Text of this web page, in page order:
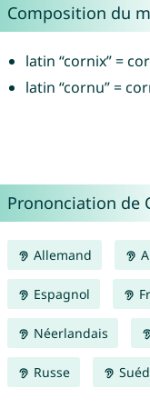
Composition du
latin “cornix” =
latin “cornu” =
Prononciation de
Allemand
Espagnol
Néerlandais
Russe